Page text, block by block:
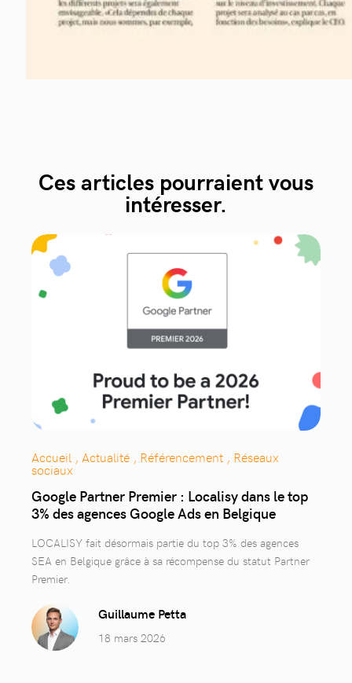
Ces articles pourraient vous
intéresser.
Accueil , Actualité , Référencement , Réseaux
sociaux
Google Partner Premier : Localisy dans le top
3% des agences Google Ads en Belgique
LOCALISY fait désormais partie du top 3% des agences
SEA en Belgique grâce à sa récompense du statut Partner
Premier.
Guillaume Petta
18 mars 2026